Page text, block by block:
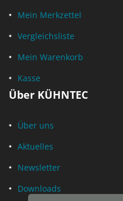
Mein Merkzettel
Vergleichsliste
Mein Warenkorb
Kasse
Über KÜHNTEC
Über uns
Aktuelles
Newsletter
Downloads